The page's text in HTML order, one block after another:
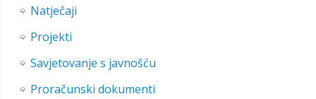
Natječaji
Projekti
Savjetovanje s javnošću
Proračunski dokumenti